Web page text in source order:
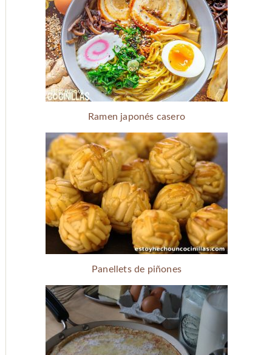
Ramen japonés casero
Panellets de piñones